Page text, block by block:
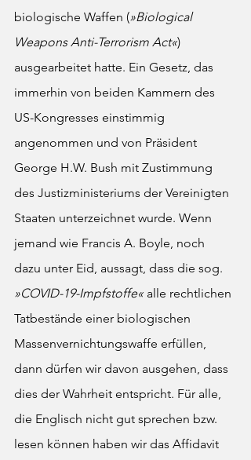
biologische Waffen (»Biological
Weapons Anti-Terrorism Act«)
ausgearbeitet hatte. Ein Gesetz, das
immerhin von beiden Kammern des
US-Kongresses einstimmig
angenommen und von Präsident
George H.W. Bush mit Zustimmung
des Justizministeriums der Vereinigten
Staaten unterzeichnet wurde. Wenn
jemand wie Francis A. Boyle, noch
dazu unter Eid, aussagt, dass die sog.
»COVID-19-Impfstoffe« alle rechtlichen
Tatbestände einer biologischen
Massenvernichtungswaffe erfüllen,
dann dürfen wir davon ausgehen, dass
dies der Wahrheit entspricht. Für alle,
die Englisch nicht gut sprechen bzw.
lesen können haben wir das Affidavit